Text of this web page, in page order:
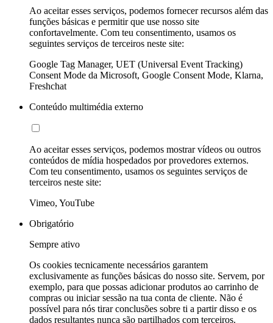
Ao aceitar esses serviços, podemos fornecer recursos além das
funções básicas e permitir que use nosso site
confortavelmente. Com teu consentimento, usamos os
seguintes serviços de terceiros neste site:
Google Tag Manager, UET (Universal Event Tracking)
Consent Mode da Microsoft, Google Consent Mode, Klarna,
Freshchat
Conteúdo multimédia externo
Ao aceitar esses serviços, podemos mostrar vídeos ou outros
conteúdos de mídia hospedados por provedores externos.
Com teu consentimento, usamos os seguintes serviços de
terceiros neste site:
Vimeo, YouTube
Obrigatório
Sempre ativo
Os cookies tecnicamente necessários garantem
exclusivamente as funções básicas do nosso site. Servem, por
exemplo, para que possas adicionar produtos ao carrinho de
compras ou iniciar sessão na tua conta de cliente. Não é
possível para nós tirar conclusões sobre ti a partir disso e os
dados resultantes nunca são partilhados com terceiros.